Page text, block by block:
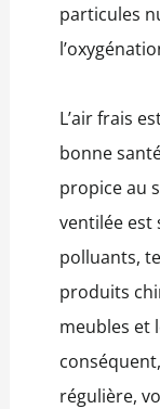
particules
L’air frais
bonne
propice au
ventilée est
polluants,
produits
meubles et
régulière,